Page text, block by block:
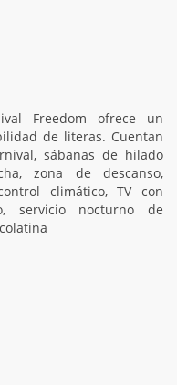
Freedom ofrece un
de literas. Cuentan
sábanas de hilado
zona de descanso,
climático, TV con
servicio nocturno de